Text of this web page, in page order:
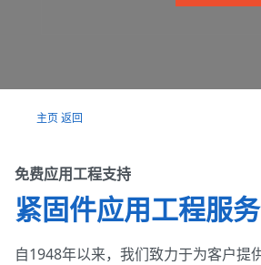
德国
主页返回
免费应用工程支持
紧固件应用工程服务
自1948年以来，我们致力于为客户提